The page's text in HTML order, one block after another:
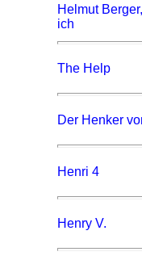
Helmut
ich
The Help
Der Henker
Henri 4
Henry V.